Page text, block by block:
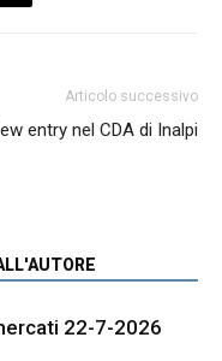
Articolo successivo
entry nel CDA di Inalpi
22-7-2026